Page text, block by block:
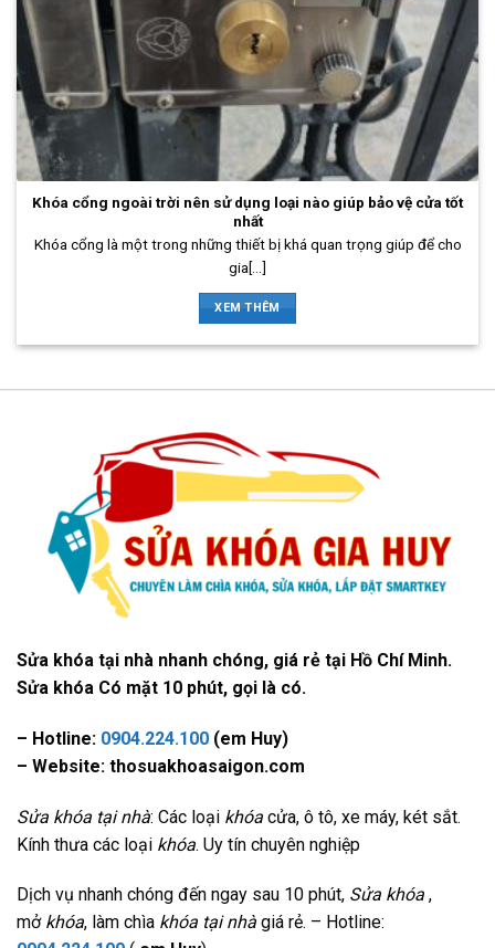
Khóa cổng ngoài trời nên sử dụng loại nào giúp bảo vệ cửa tốt
nhất
Khóa cổng là một trong những thiết bị khá quan trọng giúp để cho
gia[...]
XEM THÊM
Sửa khóa tại nhà nhanh chóng, giá rẻ tại Hồ Chí Minh.
Sửa khóa Có mặt 10 phút, gọi là có.
– Hotline: 0904.224.100 (em Huy)
– Website: thosuakhoasaigon.com
Sửa khóa tại nhà: Các loại khóa cửa, ô tô, xe máy, két sắt.
Kính thưa các loại khóa. Uy tín chuyên nghiệp
Dịch vụ nhanh chóng đến ngay sau 10 phút, Sửa khóa ,
mở khóa, làm chìa khóa tại nhà giá rẻ. – Hotline: